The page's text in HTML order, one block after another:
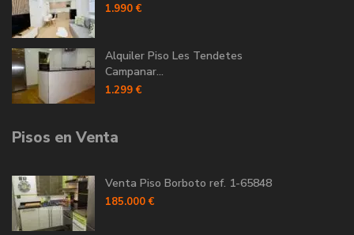
1.990 €
Alquiler Piso Les Tendetes
Campanar...
1.299 €
Pisos en Venta
Venta Piso Borboto ref. 1-65848
185.000 €